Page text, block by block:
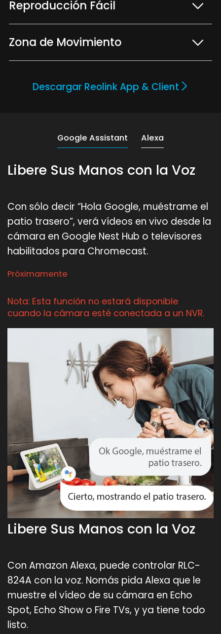
Reproducción Fácil
Zona de Movimiento
Descargar Reolink App & Client
Google Assistant Alexa
Libere Sus Manos con la Voz
Con sólo decir “Hola Google, muéstrame el
patio trasero”, verá vídeos en vivo desde la
cámara en Google Nest Hub o televisores
habilitados para Chromecast.
Próximamente
Nota: Esta función no estará disponible
cuando la cámara esté conectada a un NVR.
Libere Sus Manos con la Voz
Con Amazon Alexa, puede controlar RLC-
824A con la voz. Nomás pida Alexa que le
muestre el vídeo de su cámara en Echo
Spot, Echo Show o Fire TVs, y ya tiene todo
listo.